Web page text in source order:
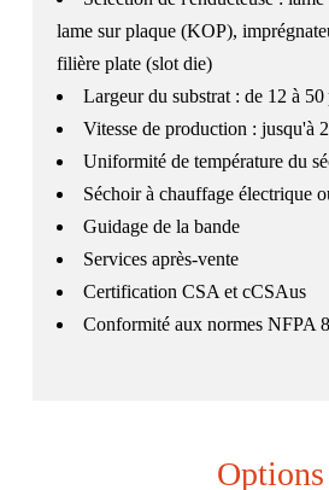
lame sur plaque (KOP),
filière plate (slot die)
Largeur du substrat : de 12 à
Vitesse de production : jusqu'à
Uniformité de température du
Séchoir à chauffage électrique
Guidage de la bande
Services après-vente
Certification CSA et cCSAus
Conformité aux normes NFPA
Options